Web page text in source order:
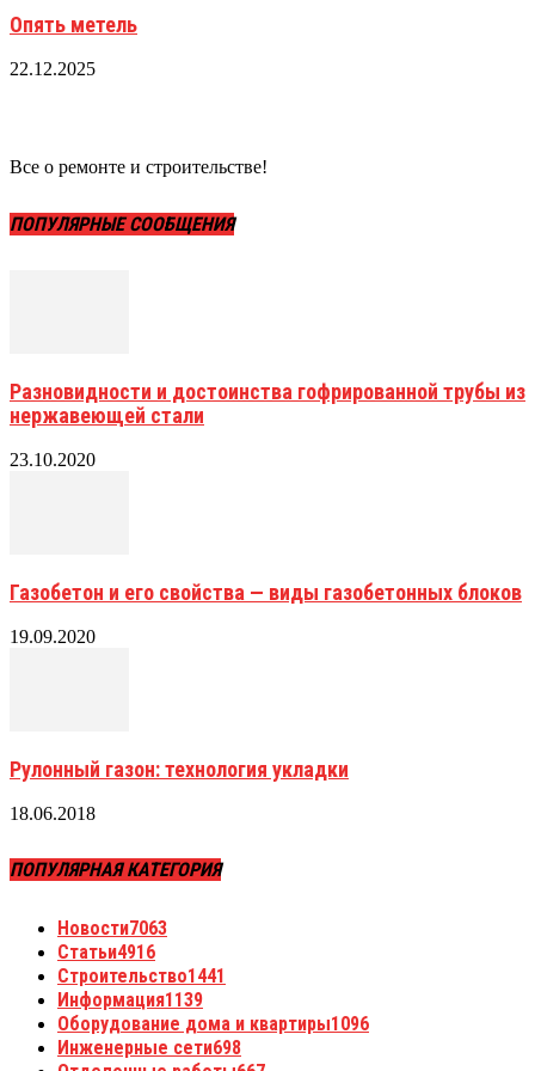
Опять метель
22.12.2025
Все о ремонте и строительстве!
ПОПУЛЯРНЫЕ СООБЩЕНИЯ
Разновидности и достоинства гофрированной трубы из
нержавеющей стали
23.10.2020
Газобетон и его свойства — виды газобетонных блоков
19.09.2020
Рулонный газон: технология укладки
18.06.2018
ПОПУЛЯРНАЯ КАТЕГОРИЯ
Новости7063
Статьи4916
Строительство1441
Информация1139
Оборудование дома и квартиры1096
Инженерные сети698